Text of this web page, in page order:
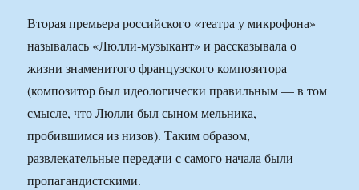
Вторая премьера российского «театра у микрофона»
называлась «Люлли-музыкант» и рассказывала о
жизни знаменитого французского композитора
(композитор был идеологически правильным — в том
смысле, что Люлли был сыном мельника,
пробившимся из низов). Таким образом,
развлекательные передачи с самого начала были
пропагандистскими.